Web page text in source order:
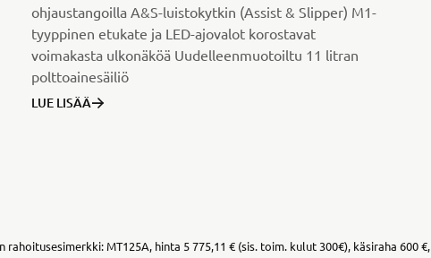
ohjaustangoilla A&S-luistokytkin (Assist & Slipper) M1-
tyyppinen etukate ja LED-ajovalot korostavat
voimakasta ulkonäköä Uudelleenmuotoiltu 11 litran
polttoainesäiliö
LUE LISÄÄ
MT125A, hinta 5 775,11 € (sis. toim. kulut 300€), käsiraha 600 €,